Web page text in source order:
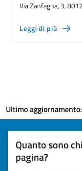
Via Zanfagna, 3,
Leggi di più
Ultimo aggiornamento:
Quanto sono
pagina?